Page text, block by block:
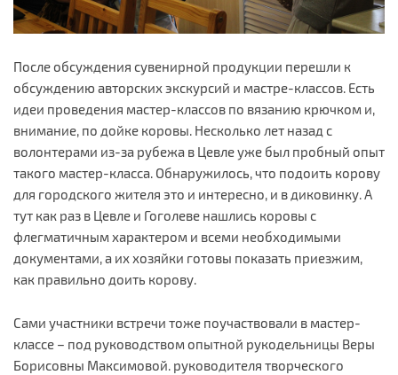
После обсуждения сувенирной продукции перешли к
обсуждению авторских экскурсий и мастре-классов. Есть
идеи проведения мастер-классов по вязанию крючком и,
внимание, по дойке коровы. Несколько лет назад с
волонтерами из-за рубежа в Цевле уже был пробный опыт
такого мастер-класса. Обнаружилось, что подоить корову
для городского жителя это и интересно, и в диковинку. А
тут как раз в Цевле и Гоголеве нашлись коровы с
флегматичным характером и всеми необходимыми
документами, а их хозяйки готовы показать приезжим,
как правильно доить корову.
Сами участники встречи тоже поучаствовали в мастер-
классе – под руководством опытной рукодельницы Веры
Борисовны Максимовой. руководителя творческого